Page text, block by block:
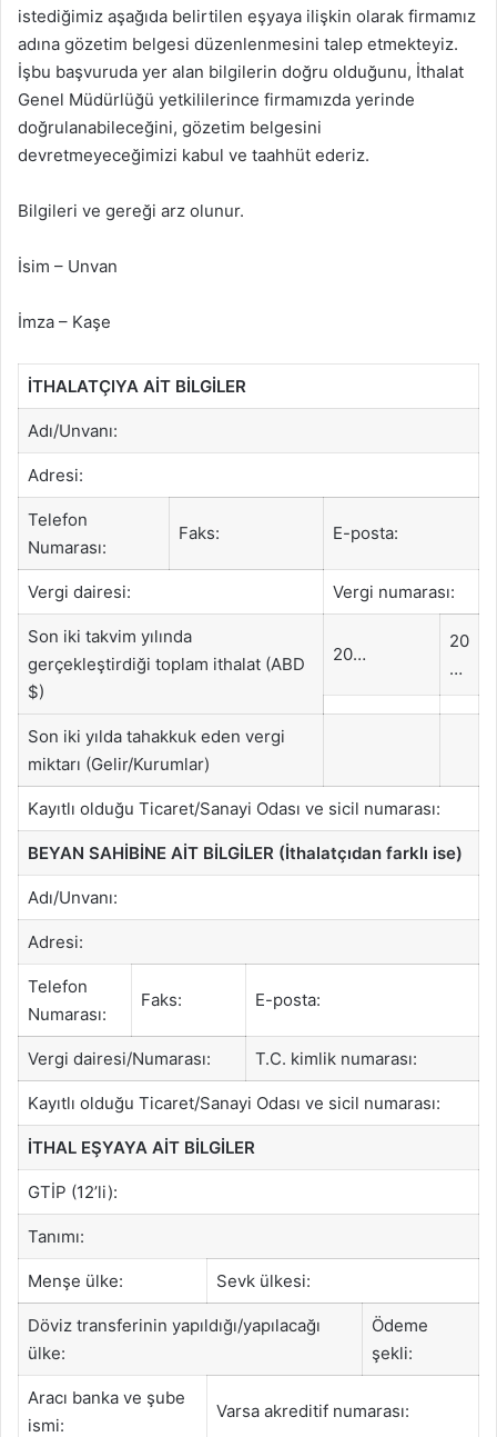
istediğimiz aşağıda belirtilen eşyaya ilişkin olarak firmamız
adına gözetim belgesi düzenlenmesini talep etmekteyiz.
İşbu başvuruda yer alan bilgilerin doğru olduğunu, İthalat
Genel Müdürlüğü yetkililerince firmamızda yerinde
doğrulanabileceğini, gözetim belgesini
devretmeyeceğimizi kabul ve taahhüt ederiz.
Bilgileri ve gereği arz olunur.
İsim – Unvan
İmza – Kaşe
İTHALATÇIYA AİT BİLGİLER
Adı/Unvanı:
Adresi:
Telefon
Numarası:
Faks: E-posta:
Vergi dairesi: Vergi numarası:
Son iki takvim yılında
gerçekleştirdiği toplam ithalat (ABD
$)
20…
20
…
Son iki yılda tahakkuk eden vergi
miktarı (Gelir/Kurumlar)
Kayıtlı olduğu Ticaret/Sanayi Odası ve sicil numarası:
BEYAN SAHİBİNE AİT BİLGİLER (İthalatçıdan farklı ise)
Adı/Unvanı:
Adresi:
Telefon
Numarası:
Faks: E-posta:
Vergi dairesi/Numarası: T.C. kimlik numarası:
Kayıtlı olduğu Ticaret/Sanayi Odası ve sicil numarası:
İTHAL EŞYAYA AİT BİLGİLER
GTİP (12’li):
Tanımı:
Menşe ülke: Sevk ülkesi:
Döviz transferinin yapıldığı/yapılacağı
ülke:
Ödeme
şekli:
Aracı banka ve şube
ismi:
Varsa akreditif numarası: